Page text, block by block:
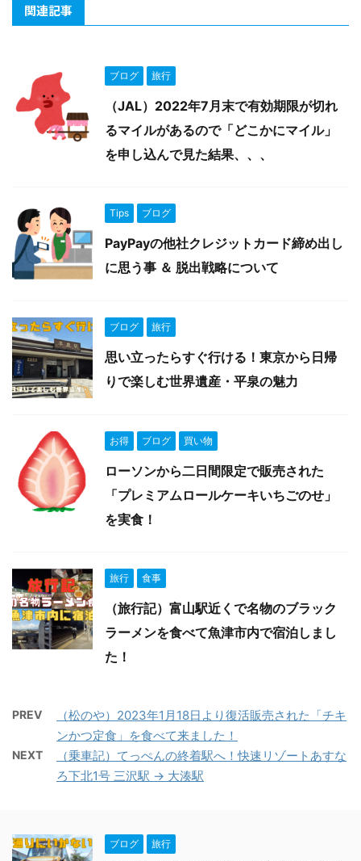
関連記事
ブログ 旅行
（JAL）2022年7月末で有効期限が切れ
るマイルがあるので「どこかにマイル」
を申し込んで見た結果、、、
Tips ブログ
PayPayの他社クレジットカード締め出し
に思う事 ＆ 脱出戦略について
ブログ 旅行
思い立ったらすぐ行ける！東京から日帰
りで楽しむ世界遺産・平泉の魅力
お得 ブログ 買い物
ローソンから二日間限定で販売された
「プレミアムロールケーキいちごのせ」
を実食！
旅行 食事
（旅行記）富山駅近くで名物のブラック
ラーメンを食べて魚津市内で宿泊しまし
た！
PREV
（松のや）2023年1月18日より復活販売された「チキ
ンかつ定食」を食べて来ました！
NEXT
（乗車記）てっぺんの終着駅へ！快速リゾートあすな
ろ下北1号 三沢駅 → 大湊駅
ブログ 旅行